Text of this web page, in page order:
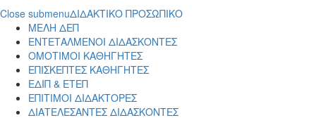
Close submenuΔΙΔΑΚΤΙΚΟ ΠΡΟΣΩΠΙΚΟ
ΜΕΛΗ ΔΕΠ
ΕΝΤΕΤΑΛΜΕΝΟΙ ΔΙΔΑΣΚΟΝΤΕΣ
ΟΜΟΤΙΜΟΙ ΚΑΘΗΓΗΤΕΣ
ΕΠΙΣΚΕΠΤΕΣ ΚΑΘΗΓΗΤΕΣ
ΕΔΙΠ & ΕΤΕΠ
ΕΠΙΤΙΜΟΙ ΔΙΔΑΚΤΟΡΕΣ
ΔΙΑΤΕΛΕΣΑΝΤΕΣ ΔΙΔΑΣΚΟΝΤΕΣ